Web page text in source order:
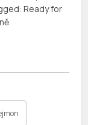
Ready for